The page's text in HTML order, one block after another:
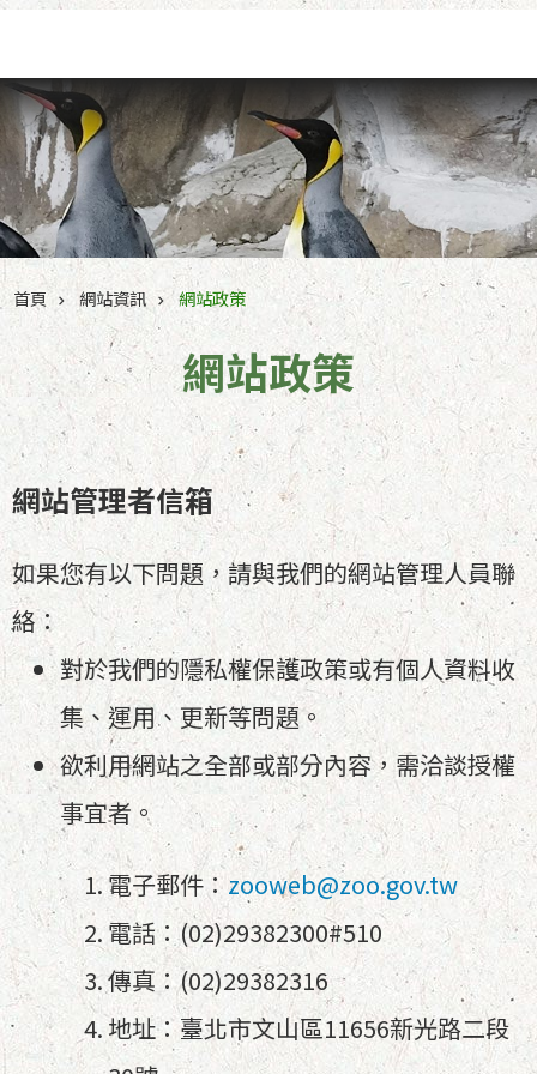
首頁 網站資訊 網站政策
網站政策
網站管理者信箱
如果您有以下問題，請與我們的網站管理人員聯
絡：
對於我們的隱私權保護政策或有個人資料收
集、運用、更新等問題。
欲利用網站之全部或部分內容，需洽談授權
事宜者。
電子郵件：zooweb@zoo.gov.tw
電話：(02)29382300#510
傳真：(02)29382316
地址：臺北市文山區11656新光路二段